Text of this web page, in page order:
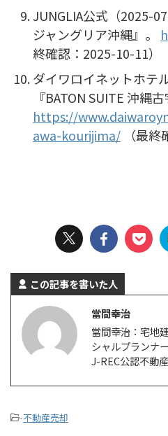
JUNGLIA公式（2025-
ジャングリア沖縄』。
終確認：2025-10-11）
ダイワロイネットホテ
『BATON SUITE 沖縄
https://
awa-kourijima/ （最終
この記事を書いた人
當間幸治
當間幸治：宅地
シャルプランナ
J-REC公認不動
-不動産売却